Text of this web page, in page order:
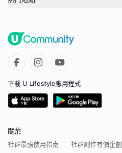
下載 U Lifestyle應用程式
關於
社群最強使用指南 社群創作有價企劃